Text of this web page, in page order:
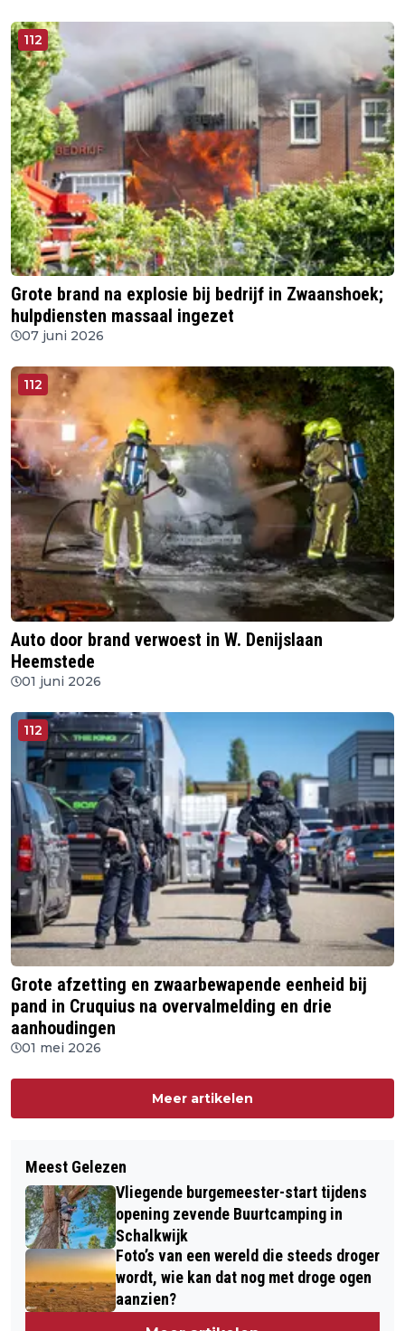
112
Grote brand na explosie bij bedrijf in Zwaanshoek;
hulpdiensten massaal ingezet
07 juni 2026
112
Auto door brand verwoest in W. Denijslaan
Heemstede
01 juni 2026
112
Grote afzetting en zwaarbewapende eenheid bij
pand in Cruquius na overvalmelding en drie
aanhoudingen
01 mei 2026
Meer artikelen
Meest Gelezen
Vliegende burgemeester-start tijdens
opening zevende Buurtcamping in
Schalkwijk
Foto’s van een wereld die steeds droger
wordt, wie kan dat nog met droge ogen
aanzien?